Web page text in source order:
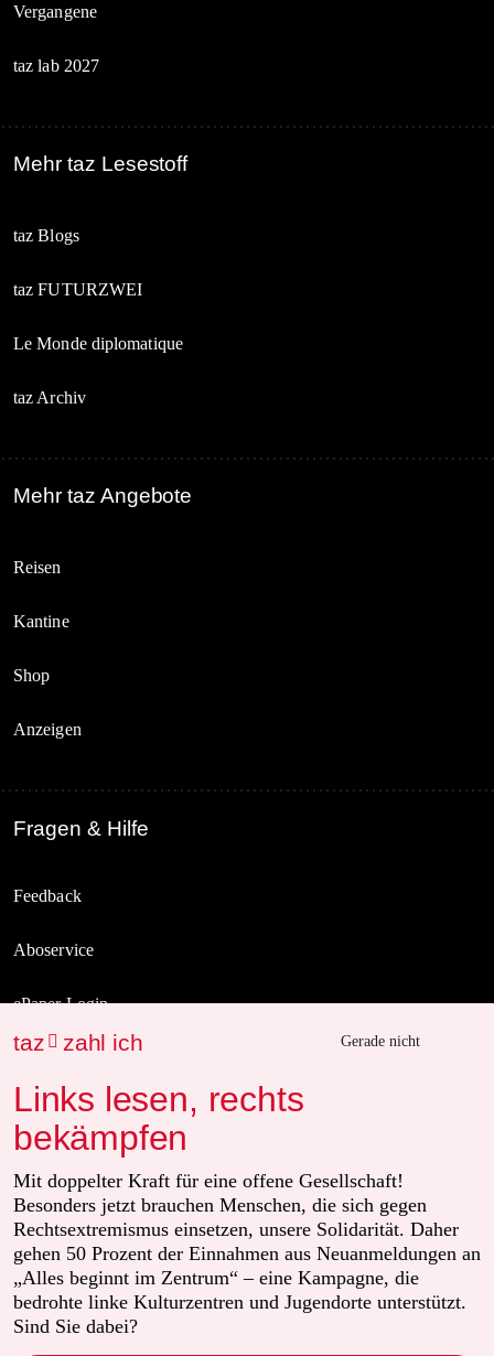
Vergangene
taz lab 2027
Mehr taz Lesestoff
taz Blogs
taz FUTURZWEI
Le Monde diplomatique
taz Archiv
Mehr taz Angebote
Reisen
Kantine
Shop
Anzeigen
Fragen & Hilfe
Feedback
Aboservice
ePaper Login
© 2026 taz Verlags und Vertriebs GmbH
Alle Rechte vorbehalten. Bei rechtlichen Fragen oder für Genehmigungen
wenden Sie sich bitte an
Feedback Redaktionsstatut Kommune-Richtlinien KI-Leitlinie
Informant Datenschutz AGB
taz  zahl ich Gerade nicht
Links lesen, rechts
bekämpfen
Mit doppelter Kraft für eine offene Gesellschaft!
Besonders jetzt brauchen Menschen, die sich gegen
Rechtsextremismus einsetzen, unsere Solidarität. Daher
gehen 50 Prozent der Einnahmen aus Neuanmeldungen an
„Alles beginnt im Zentrum“ – eine Kampagne, die
bedrohte linke Kulturzentren und Jugendorte unterstützt.
Sind Sie dabei?